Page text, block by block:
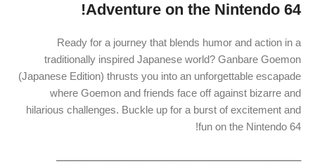
Adventure on the Nintendo 64!
Ready for a journey that blends humor and action in a
traditionally inspired Japanese world? Ganbare Goemon
(Japanese Edition) thrusts you into an unforgettable escapade
where Goemon and friends face off against bizarre and
hilarious challenges. Buckle up for a burst of excitement and
fun on the Nintendo 64!
ـــــــــــــــــــــــــــــــــــــــــــــــــــــــــــــــــــــــــــــــــــــــ